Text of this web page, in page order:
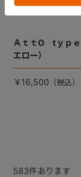
ＡｔｔO tｙｐｅ
エロー）
￥16,500
583件あります